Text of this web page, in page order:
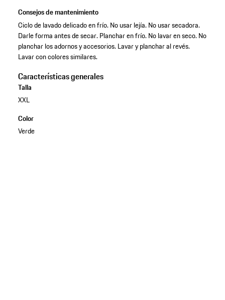
Consejos de mantenimiento
Ciclo de lavado delicado en frío. No usar lejía. No usar secadora.
Darle forma antes de secar. Planchar en frío. No lavar en seco. No
planchar los adornos y accesorios. Lavar y planchar al revés.
Lavar con colores similares.
Características generales
Talla
XXL
Color
Verde